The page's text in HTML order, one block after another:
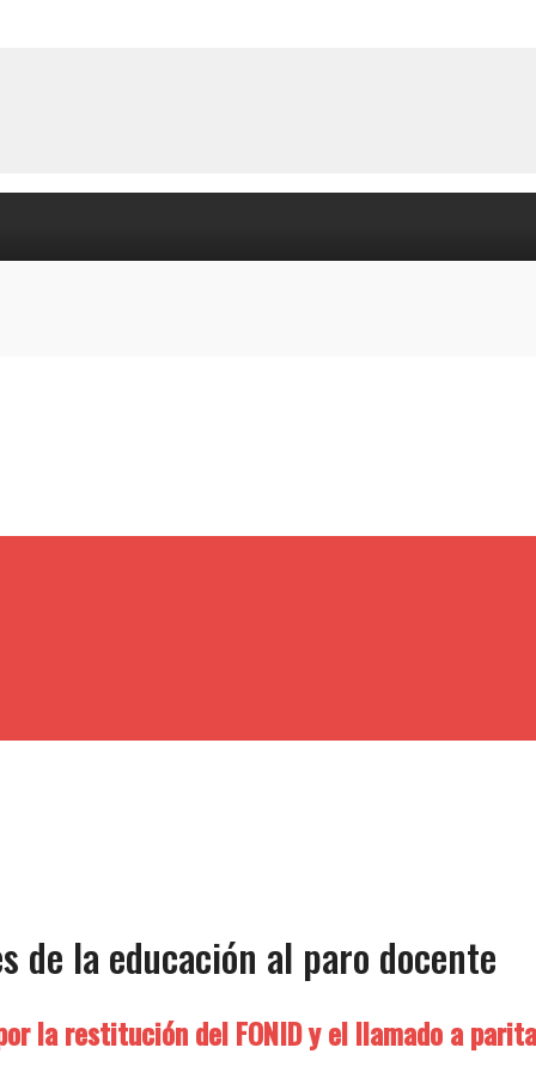
de la educación al paro docente
la restitución del FONID y el llamado a